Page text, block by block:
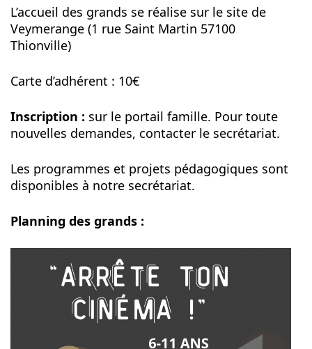
ans
L’accueil des grands se réalise sur le site de
Veymerange (1 rue Saint Martin 57100
Thionville)
Carte d’adhérent : 10€
Inscription : sur le portail famille. Pour toute
nouvelles demandes, contacter le secrétariat.
Les programmes et projets pédagogiques sont
disponibles à notre secrétariat.
Planning des grands :